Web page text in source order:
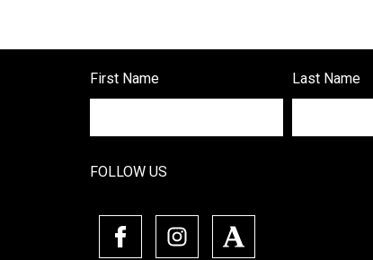
First Name Last Name
FOLLOW US